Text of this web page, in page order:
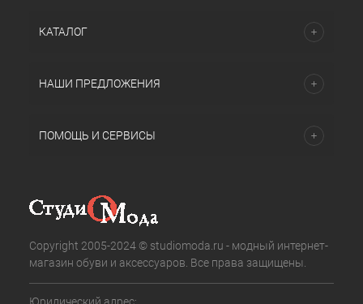
КАТАЛОГ
НАШИ ПРЕДЛОЖЕНИЯ
ПОМОЩЬ И СЕРВИСЫ
Copyright 2005-2024 © studiomoda.ru - модный интернет-
магазин обуви и аксессуаров. Все права защищены.